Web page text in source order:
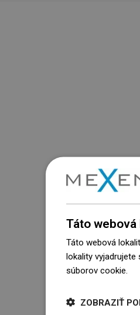
Táto
Táto webová
lokality
súborov cookie.
ZOBRAZIŤ